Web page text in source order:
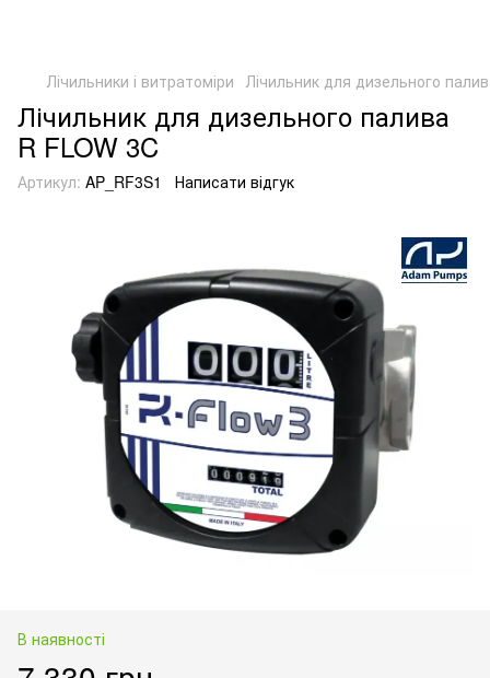
Лічильники і витратоміри Лічильник для дизельного
Лічильник для дизельного палива
R FLOW 3C
Артикул: AP_RF3S1 Написати відгук
В наявності